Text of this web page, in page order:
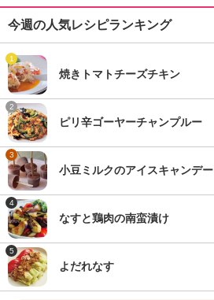
今週の人気レシピランキング
1
焼きトマトチーズチキン
2
ピリ辛ゴーヤーチャンプルー
3
小豆ミルクのアイスキャンデー
4
なすと鶏肉の南蛮漬け
5
よだれなす